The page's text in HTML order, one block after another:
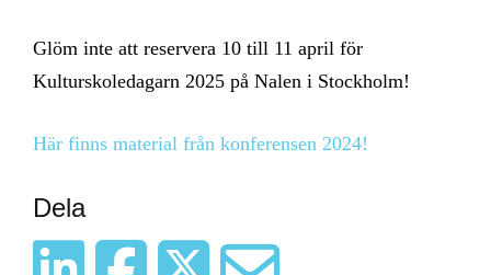
Glöm inte att reservera 10 till 11 april för
Kulturskoledagarn 2025 på Nalen i Stockholm!
Här finns material från konferensen 2024!
Dela